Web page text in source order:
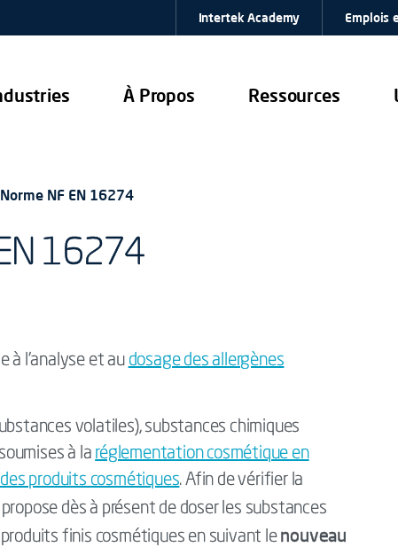
À Propos Ressources
Intertek Academy Emplois
NF EN 16274
16274
à l’analyse et au dosage des allergènes
volatiles), substances chimiques
à la réglementation cosmétique en
produits cosmétiques. Afin de vérifier la
dès à présent de doser les substances
finis cosmétiques en suivant le nouveau